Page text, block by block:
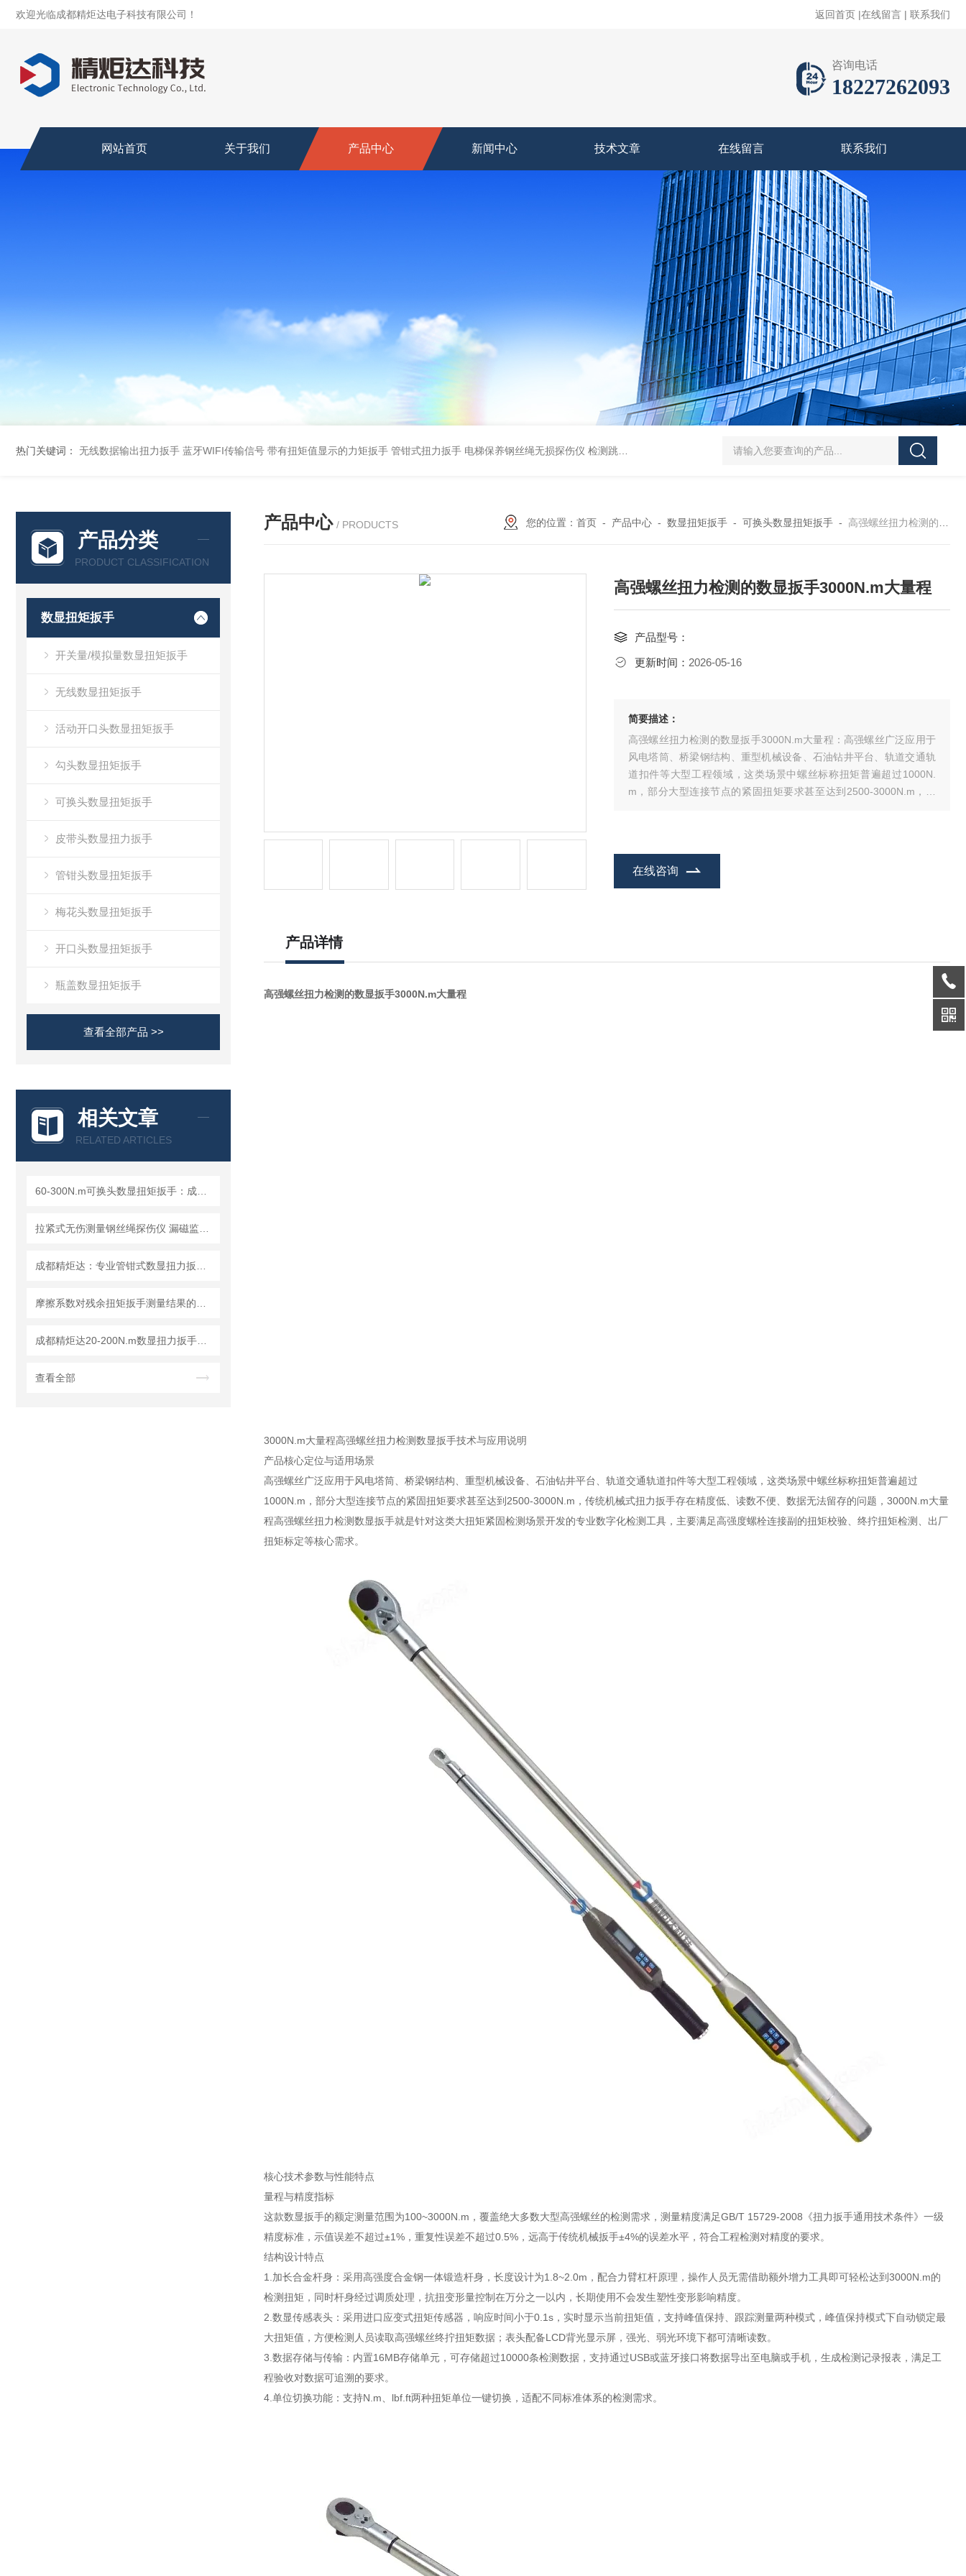
欢迎光临成都精炬达电子科技有限公司！ 返回首页 |在线留言 | 联系我们
咨询电话
18227262093
网站首页 关于我们 产品中心 新闻中心 技术文章 在线留言 联系我们
热门关键词： 无线数据输出扭力扳手 蓝牙WIFI传输信号 带有扭矩值显示的力矩扳手 管钳式扭力扳手 电梯保养钢丝绳无损探伤仪 检测跳丝/断丝 5-300N.m的扭矩扳手检定仪 机械扳手校准仪 JDSF100KN电子式拉
产品分类
PRODUCT CLASSIFICATION
数显扭矩扳手
开关量/模拟量数显扭矩扳手
无线数显扭矩扳手
活动开口头数显扭矩扳手
勾头数显扭矩扳手
可换头数显扭矩扳手
皮带头数显扭力扳手
管钳头数显扭矩扳手
梅花头数显扭矩扳手
开口头数显扭矩扳手
瓶盖数显扭矩扳手
查看全部产品 >>
相关文章
RELATED ARTICLES
查看全部
产品中心 / PRODUCTS 您的位置： 首页- 产品中心- 数显扭矩扳手- 可换头数显扭矩扳手- 高强螺丝扭力检测的数显扳手3000N.m大量程
高强螺丝扭力检测的数显扳手3000N.m大量程
产品型号：
更新时间： 2026-05-16
简要描述：
高强螺丝扭力检测的数显扳手3000N.m大量程：高强螺丝广泛应用于
风电塔筒、桥梁钢结构、重型机械设备、石油钻井平台、轨道交通轨
道扣件等大型工程领域，这类场景中螺丝标称扭矩普遍超过1000N.
m，部分大型连接节点的紧固扭矩要求甚至达到2500-3000N.m，传
在线咨询
产品详情
高强螺丝扭力检测的数显扳手3000N.m大量程
3000N.m大量程高强螺丝扭力检测数显扳手技术与应用说明
产品核心定位与适用场景
高强螺丝广泛应用于风电塔筒、桥梁钢结构、重型机械设备、石油钻井平台、轨道交通轨道扣件等大型工程领域，这类场景中螺丝标称扭矩普遍超过
1000N.m，部分大型连接节点的紧固扭矩要求甚至达到2500-3000N.m，传统机械式扭力扳手存在精度低、读数不便、数据无法留存的问题，3000N.m大量
程高强螺丝扭力检测数显扳手就是针对这类大扭矩紧固检测场景开发的专业数字化检测工具，主要满足高强度螺栓连接副的扭矩校验、终拧扭矩检测、出厂
扭矩标定等核心需求。
核心技术参数与性能特点
量程与精度指标
这款数显扳手的额定测量范围为100~3000N.m，覆盖绝大多数大型高强螺丝的检测需求，测量精度满足GB/T 15729-2008《扭力扳手通用技术条件》一级
精度标准，示值误差不超过±1%，重复性误差不超过0.5%，远高于传统机械扳手±4%的误差水平，符合工程检测对精度的要求。
结构设计特点
1.加长合金杆身：采用高强度合金钢一体锻造杆身，长度设计为1.8~2.0m，配合力臂杠杆原理，操作人员无需借助额外增力工具即可轻松达到3000N.m的
检测扭矩，同时杆身经过调质处理，抗扭变形量控制在万分之一以内，长期使用不会发生塑性变形影响精度。
2.数显传感表头：采用进口应变式扭矩传感器，响应时间小于0.1s，实时显示当前扭矩值，支持峰值保持、跟踪测量两种模式，峰值保持模式下自动锁定最
大扭矩值，方便检测人员读取高强螺丝终拧扭矩数据；表头配备LCD背光显示屏，强光、弱光环境下都可清晰读数。
3.数据存储与传输：内置16MB存储单元，可存储超过10000条检测数据，支持通过USB或蓝牙接口将数据导出至电脑或手机，生成检测记录报表，满足工
程验收对数据可追溯的要求。
4.单位切换功能：支持N.m、lbf.ft两种扭矩单位一键切换，适配不同标准体系的检测需求。